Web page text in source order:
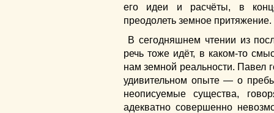
его идеи и расчёты, в
преодолеть земное притяжение.
В сегодняшнем чтении из
речь тоже идёт, в каком-то
нам земной реальности. Павел
удивительном опыте — о
неописуемые существа,
адекватно совершенно